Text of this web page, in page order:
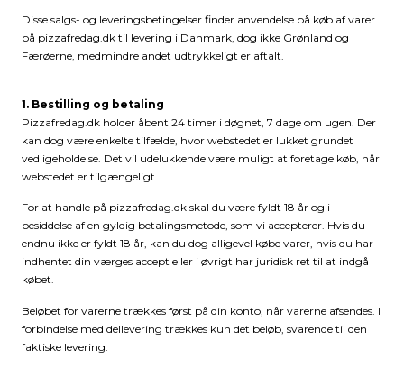
Disse salgs- og leveringsbetingelser finder anvendelse på køb af varer
på pizzafredag.dk til levering i Danmark, dog ikke Grønland og
Færøerne, medmindre andet udtrykkeligt er aftalt.
1. Bestilling og betaling
Pizzafredag.dk holder åbent 24 timer i døgnet, 7 dage om ugen. Der
kan dog være enkelte tilfælde, hvor webstedet er lukket grundet
vedligeholdelse. Det vil udelukkende være muligt at foretage køb, når
webstedet er tilgængeligt.
For at handle på pizzafredag.dk skal du være fyldt 18 år og i
besiddelse af en gyldig betalingsmetode, som vi accepterer. Hvis du
endnu ikke er fyldt 18 år, kan du dog alligevel købe varer, hvis du har
indhentet din værges accept eller i øvrigt har juridisk ret til at indgå
købet.
Beløbet for varerne trækkes først på din konto, når varerne afsendes. I
forbindelse med dellevering trækkes kun det beløb, svarende til den
faktiske levering.